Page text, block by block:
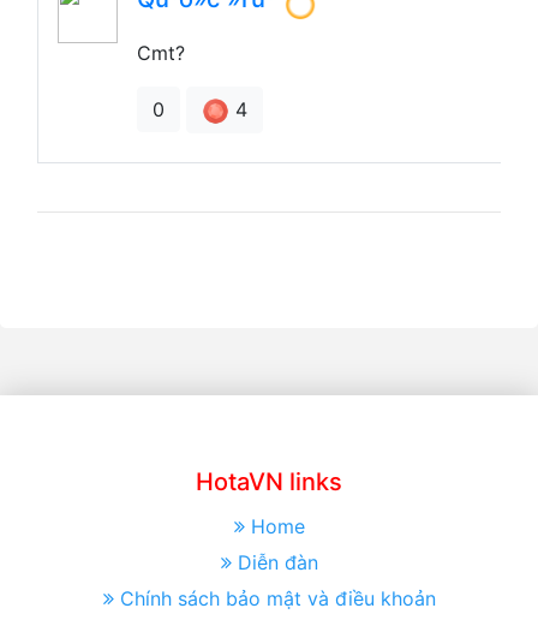
Cmt?
0 4
HotaVN links
Home
Diễn đàn
Chính sách bảo mật và điều khoản